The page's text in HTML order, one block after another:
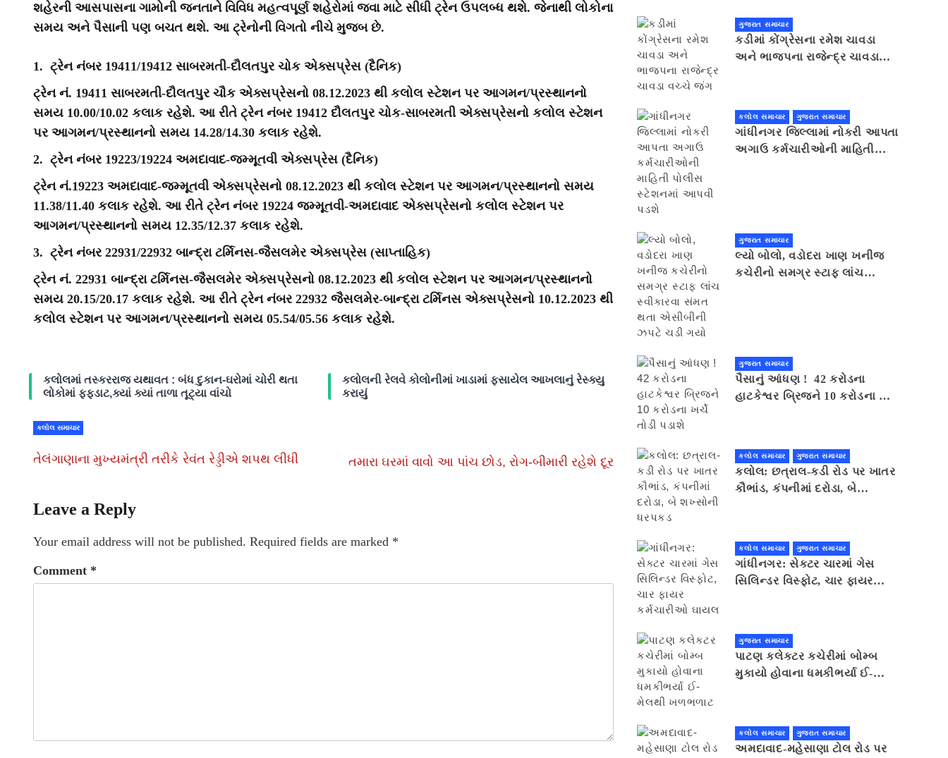
શહેરની આસપાસના ગામોની જનતાને વિવિધ મહત્વપૂર્ણ શહેરોમાં જવા માટે સીધી ટ્રેન ઉપલબ્ધ થશે. જેનાથી લોકોના
સમય અને પૈસાની પણ બચત થશે. આ ટ્રેનોની વિગતો નીચે મુજબ છે.
1. ટ્રેન નંબર 19411/19412 સાબરમતી-દૌલતપુર ચોક એક્સપ્રેસ (દૈનિક)
ટ્રેન નં. 19411 સાબરમતી-દૌલતપુર ચૌક એક્સપ્રેસનો 08.12.2023 થી કલોલ સ્ટેશન પર આગમન/પ્રસ્થાનનો
સમય 10.00/10.02 કલાક રહેશે. આ રીતે ટ્રેન નંબર 19412 દૌલતપુર ચોક-સાબરમતી એક્સપ્રેસનો કલોલ સ્ટેશન
પર આગમન/પ્રસ્થાનનો સમય 14.28/14.30 કલાક રહેશે.
2. ટ્રેન નંબર 19223/19224 અમદાવાદ-જમ્મૂતવી એક્સપ્રેસ (દૈનિક)
ટ્રેન નં.19223 અમદાવાદ-જમ્મૂતવી એક્સપ્રેસનો 08.12.2023 થી કલોલ સ્ટેશન પર આગમન/પ્રસ્થાનનો સમય
11.38/11.40 કલાક રહેશે. આ રીતે ટ્રેન નંબર 19224 જમ્મૂતવી-અમદાવાદ એક્સપ્રેસનો કલોલ સ્ટેશન પર
આગમન/પ્રસ્થાનનો સમય 12.35/12.37 કલાક રહેશે.
3. ટ્રેન નંબર 22931/22932 બાન્દ્રા ટર્મિનસ-જૈસલમેર એક્સપ્રેસ (સાપ્તાહિક)
ટ્રેન નં. 22931 બાન્દ્રા ટર્મિનસ-જૈસલમેર એક્સપ્રેસનો 08.12.2023 થી કલોલ સ્ટેશન પર આગમન/પ્રસ્થાનનો
સમય 20.15/20.17 કલાક રહેશે. આ રીતે ટ્રેન નંબર 22932 જૈસલમેર-બાન્દ્રા ટર્મિનસ એક્સપ્રેસનો 10.12.2023 થી
કલોલ સ્ટેશન પર આગમન/પ્રસ્થાનનો સમય 05.54/05.56 કલાક રહેશે.
કલોલમાં તસ્કરરાજ યથાવત : બંધ દુકાન-ઘરોમાં ચોરી થતા
લોકોમાં ફફડાટ,ક્યાં ક્યાં તાળા તૂટ્યા વાંચો
કલોલની રેલવે કોલોનીમાં ખાડામાં ફસાયેલ આખલાનું રેસ્ક્યુ
કરાયું
કલોલ સમાચાર
તેલંગાણાના મુખ્યમંત્રી તરીકે રેવંત રેડ્ડીએ શપથ લીધી તમારા ઘરમાં વાવો આ પાંચ છોડ, રોગ-બીમારી રહેશે દૂર
Leave a Reply
Your email address will not be published. Required fields are marked *
Comment *
ગુજરાત સમાચાર
કડીમાં કોંગ્રેસના રમેશ ચાવડા
અને ભાજપના રાજેન્દ્ર ચાવડા
કલોલ સમાચાર ગુજરાત સમાચાર
ગાંધીનગર જિલ્લામાં નોકરી આપતા
અગાઉ કર્મચારીઓની માહિતી
ગુજરાત સમાચાર
લ્યો બોલો, વડોદરા ખાણ ખનીજ
કચેરીનો સમગ્ર સ્ટાફ લાંચ
ગુજરાત સમાચાર
પૈસાનું આંધણ ! 42 કરોડના
હાટકેશ્વર બ્રિજને 10 કરોડના ખર્ચે
કલોલ સમાચાર ગુજરાત સમાચાર
કલોલ: છત્રાલ-કડી રોડ પર ખાતર
કૌભાંડ, કંપનીમાં દરોડા, બે
કલોલ સમાચાર ગુજરાત સમાચાર
ગાંધીનગર: સેક્ટર ચારમાં ગેસ
સિલિન્ડર વિસ્ફોટ, ચાર ફાયર
ગુજરાત સમાચાર
પાટણ કલેકટર કચેરીમાં બોમ્બ
મુકાયો હોવાના ધમકીભર્યા ઈ-
કલોલ સમાચાર ગુજરાત સમાચાર
અમદાવાદ-મહેસાણા ટોલ રોડ પર